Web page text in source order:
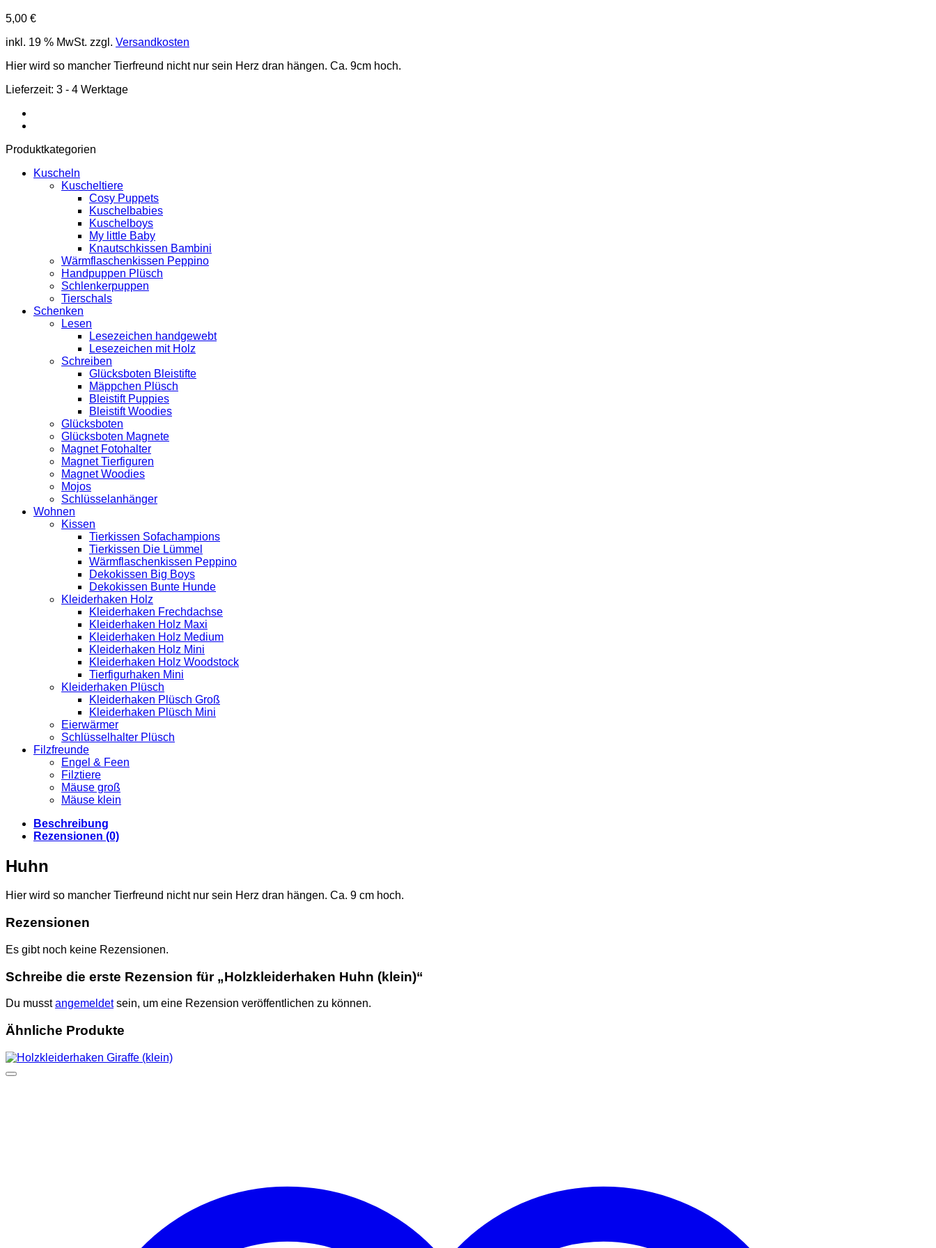
5,00 €
inkl. 19 % MwSt. zzgl. Versandkosten
Hier wird so mancher Tierfreund nicht nur sein Herz dran hängen. Ca. 9cm hoch.
Lieferzeit: 3 - 4 Werktage
Produktkategorien
Kuscheln
Kuscheltiere
Cosy Puppets
Kuschelbabies
Kuschelboys
My little Baby
Knautschkissen Bambini
Wärmflaschenkissen Peppino
Handpuppen Plüsch
Schlenkerpuppen
Tierschals
Schenken
Lesen
Lesezeichen handgewebt
Lesezeichen mit Holz
Schreiben
Glücksboten Bleistifte
Mäppchen Plüsch
Bleistift Puppies
Bleistift Woodies
Glücksboten
Glücksboten Magnete
Magnet Fotohalter
Magnet Tierfiguren
Magnet Woodies
Mojos
Schlüsselanhänger
Wohnen
Kissen
Tierkissen Sofachampions
Tierkissen Die Lümmel
Wärmflaschenkissen Peppino
Dekokissen Big Boys
Dekokissen Bunte Hunde
Kleiderhaken Holz
Kleiderhaken Frechdachse
Kleiderhaken Holz Maxi
Kleiderhaken Holz Medium
Kleiderhaken Holz Mini
Kleiderhaken Holz Woodstock
Tierfigurhaken Mini
Kleiderhaken Plüsch
Kleiderhaken Plüsch Groß
Kleiderhaken Plüsch Mini
Eierwärmer
Schlüsselhalter Plüsch
Filzfreunde
Engel & Feen
Filztiere
Mäuse groß
Mäuse klein
Beschreibung
Rezensionen (0)
Huhn
Hier wird so mancher Tierfreund nicht nur sein Herz dran hängen. Ca. 9 cm hoch.
Rezensionen
Es gibt noch keine Rezensionen.
Schreibe die erste Rezension für „Holzkleiderhaken Huhn (klein)“
Du musstangemeldetsein, um eine Rezension veröffentlichen zu können.
Ähnliche Produkte